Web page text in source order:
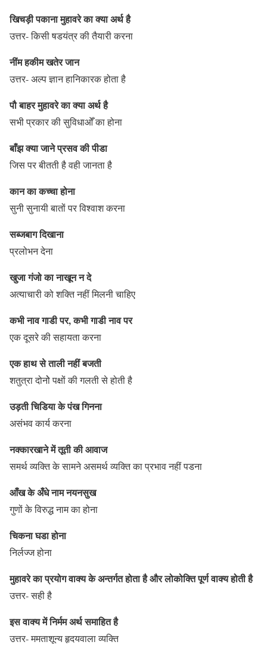
खिचड़ी पकाना मुहावरे का क्या अर्थ है
उत्तर- किसी षडयंत्र की तैयारी करना
नींम हकीम खतेर जान
उत्तर- अल्प ज्ञान हानिकारक होता है
पौ बाहर मुहावरे का क्या अर्थ है
सभी प्रकार की सुविधाओँ का होना
बाँझ क्या जाने प्रसव की पीडा
जिस पर बीतती है वही जानता है
कान का कच्चा होना
सुनी सुनायी बातों पर विश्वाश करना
सब्जबाग दिखाना
प्रलोभन देना
खुजा गंजो का नाखून न दे
अत्याचारी को शक्ति नहीं मिलनी चाहिए
कभी नाव गाडी पर, कभी गाडी नाव पर
एक दूसरे की सहायता करना
एक हाथ से ताली नहीं बजती
शतुत्रा दोनोे पक्षों की गलती से होती है
उड़ती चिडिया के पंख गिनना
असंभव कार्य करना
नक्कारखाने में तूती की आवाज
समर्थ व्यक्ति के सामने असमर्थ व्यक्ति का प्रभाव नहीं पडना
आँख के अँधे नाम नयनसुख
गुणों के विरुद्ध नाम का होना
चिकना घडा होना
निर्लज्ज होना
मुहावरे का प्रयोग वाक्य के अन्तर्गत होता है और लोकोक्ति पूर्ण वाक्य होती है
उत्तर- सही है
इस वाक्य में निर्मम अर्थ समाहित है
उत्तर- ममताशून्य हृदयवाला व्यक्ति